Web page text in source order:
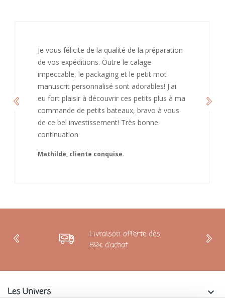
J’ai adoré ouvrir ce paquet votre message est
bienveillant et fait plaisir. Je ne manquerai pas
de recommandé chez vous. Bonne
continuation et merci à vous.
Caroline
Livraison offerte dès
89€ d'achat
Les Univers keyboard_arrow_down